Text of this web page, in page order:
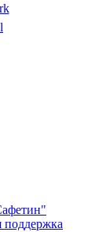
поддержка